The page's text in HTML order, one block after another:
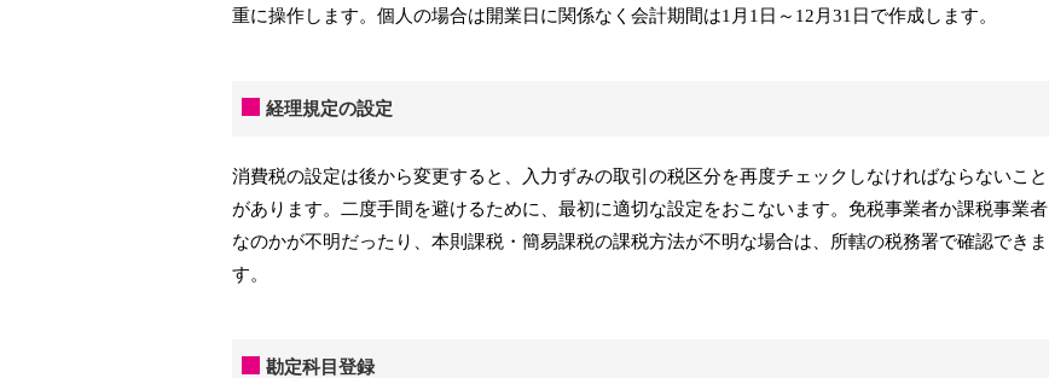
重に操作します。個人の場合は開業日に関係なく会計期間は1月1日～12月31日で作成します。
経理規定の設定
消費税の設定は後から変更すると、入力ずみの取引の税区分を再度チェックしなければならないこと
があります。二度手間を避けるために、最初に適切な設定をおこないます。免税事業者か課税事業者
なのかが不明だったり、本則課税・簡易課税の課税方法が不明な場合は、所轄の税務署で確認できま
す。
勘定科目登録